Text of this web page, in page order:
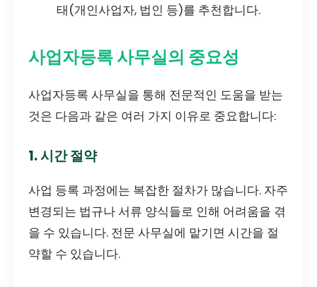
태(개인사업자, 법인 등)를 추천합니다.
사업자등록 사무실의 중요성
사업자등록 사무실을 통해 전문적인 도움을 받는
것은 다음과 같은 여러 가지 이유로 중요합니다:
1. 시간 절약
사업 등록 과정에는 복잡한 절차가 많습니다. 자주
변경되는 법규나 서류 양식들로 인해 어려움을 겪
을 수 있습니다. 전문 사무실에 맡기면 시간을 절
약할 수 있습니다.